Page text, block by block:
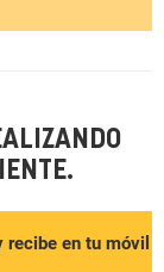
en tu móvil